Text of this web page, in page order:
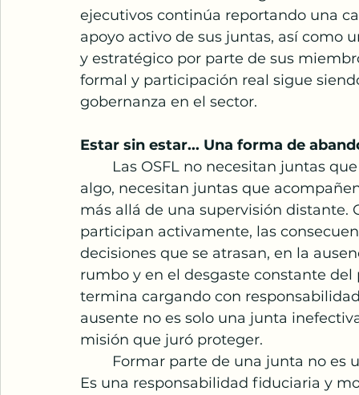
ejecutivos continúa reportando una
apoyo activo de sus juntas, así
y estratégico por parte de sus
formal y participación real sigue
gobernanza en el sector.
Estar sin estar... Una forma de
algo, necesitan juntas que
más allá de una supervisión
participan activamente, las
decisiones que se atrasan, en la
rumbo y en el desgaste constante
termina cargando con
ausente no es solo una junta
misión que juró proteger.
Es una responsabilidad fiduciaria y